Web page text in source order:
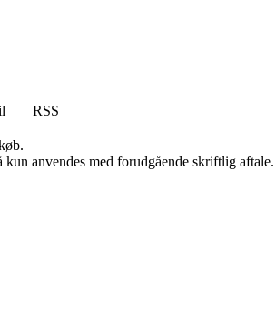
RSS
anvendes med forudgående skriftlig aftale.